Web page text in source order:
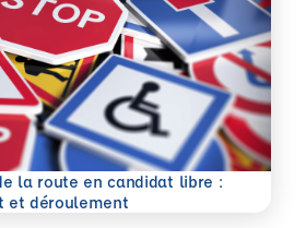
la route en candidat libre :
et déroulement